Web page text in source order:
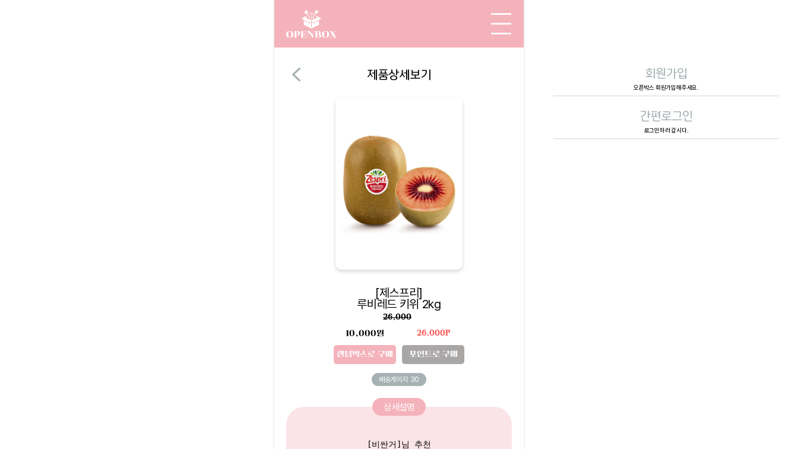
회원가입
오픈박스 회원가입해주세요.
간편로그인
로그인하러 갑시다.
제품상세보기
[제스프리]
루비레드 키위 2kg
26,000
10,000원
랜덤박스로 구매
26,000P
포인트로 구매
배송게이지 30
상세설명
[비싼거]님 추천